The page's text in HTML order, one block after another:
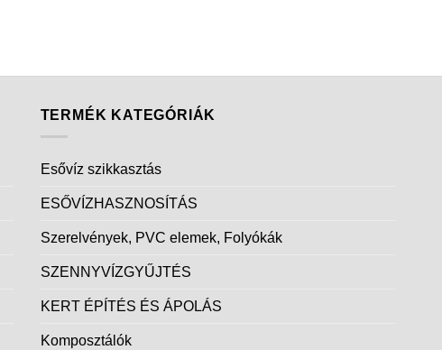
TERMÉK KATEGÓRIÁK
Esővíz szikkasztás
ESŐVÍZHASZNOSÍTÁS
Szerelvények, PVC elemek, Folyókák
SZENNYVÍZGYŰJTÉS
KERT ÉPÍTÉS ÉS ÁPOLÁS
Komposztálók